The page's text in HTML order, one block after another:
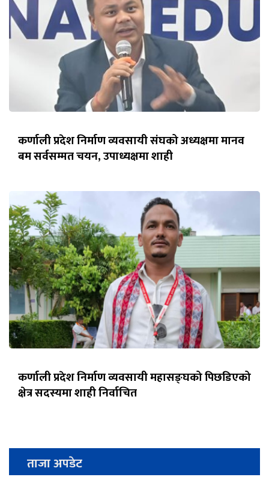
कर्णाली प्रदेश निर्माण व्यवसायी संघको अध्यक्षमा मानव
बम सर्वसम्मत चयन, उपाध्यक्षमा शाही
कर्णाली प्रदेश निर्माण व्यवसायी महासङ्घको पिछडिएको
क्षेत्र सदस्यमा शाही निर्वाचित
ताजा अपडेट